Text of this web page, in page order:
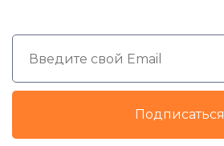
Подписаться